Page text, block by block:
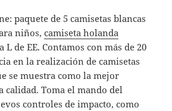
paquete de 5 camisetas blancas
niños,camiseta holanda
L de EE. Contamos con más de 20
en la realización de camisetas
se muestra como la mejor
calidad. Toma el mando del
controles de impacto, como